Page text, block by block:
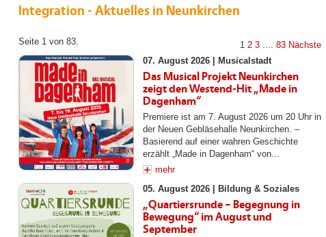
Integration - Aktuelles in Neunkirchen
Seite 1 von 83. 1 2 3 .... 83 Nächste
07. August 2026 |
Musicalstadt
Das Musical Projekt Neunkirchen
zeigt den Westend-Hit „Made in
Dagenham“
Premiere ist am 7. August 2026 um 20 Uhr in
der Neuen Gebläsehalle Neunkirchen. –
Basierend auf einer wahren Geschichte
erzählt „Made in Dagenham“ von...
mehr
05. August 2026 |
Bildung & Soziales
„Quartiersrunde – Begegnung in
Bewegung“ im August und
September